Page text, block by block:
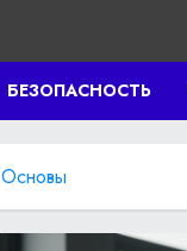
БЕЗОПАСНОСТЬ
Основы